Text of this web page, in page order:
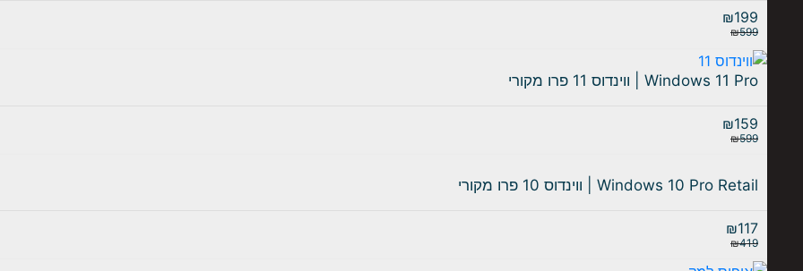
₪599
₪199
Windows 11 Pro | ווינדוס 11 פרו מקורי
₪599
₪159
Windows 10 Pro Retail | ווינדוס 10 פרו מקורי
₪419
₪117